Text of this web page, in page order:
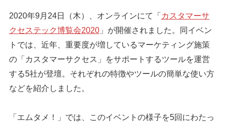
2020年9月24日（木）、オンラインにて「 カスタマーサ
クセステック博覧会2020」が開催されました。同イベン
トでは、近年、重要度が増しているマーケティング施策
の「カスタマーサクセス」をサポートするツールを運営
する5社が登壇。それぞれの特徴やツールの簡単な使い方
などを紹介しました。
「エムタメ！」では、このイベントの様子を5回にわたっ